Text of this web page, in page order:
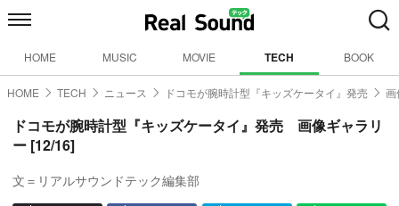
HOME MUSIC MOVIE TECH BOOK
HOME TECH ニュース ドコモが腕時計型『キッズケータイ』発売 画
ドコモが腕時計型『キッズケータイ』発売 画像ギャラリ
ー [12/16]
文＝リアルサウンドテック編集部